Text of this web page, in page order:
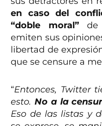
en caso del
“doble moral”de
emiten sus
libertad de
que se censure a
“Entonces, Twitter
esto.No a la
Eso de las listas y